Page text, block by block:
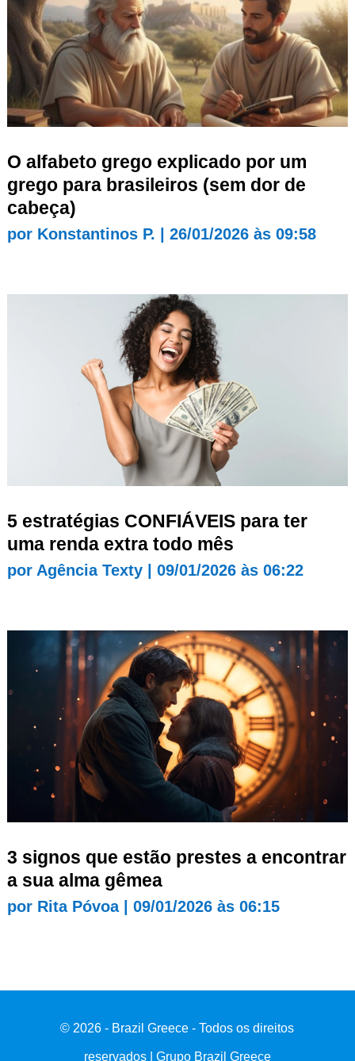
O alfabeto grego explicado por um
grego para brasileiros (sem dor de
cabeça)
por Konstantinos P. 26/01/2026 às 09:58
5 estratégias CONFIÁVEIS para ter
uma renda extra todo mês
por Agência Texty| 09/01/2026 às 06:22
3 signos que estão prestes a encontrar
a sua alma gêmea
por Rita Póvoa| 09/01/2026 às 06:15
© 2026 - Brazil Greece - Todos os direitos
reservados | Grupo Brazil Greece